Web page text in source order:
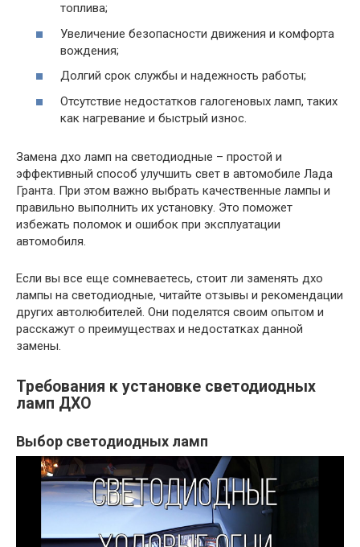
топлива;
Увеличение безопасности движения и комфорта
вождения;
Долгий срок службы и надежность работы;
Отсутствие недостатков галогеновых ламп, таких
как нагревание и быстрый износ.
Замена дхо ламп на светодиодные – простой и
эффективный способ улучшить свет в автомобиле Лада
Гранта. При этом важно выбрать качественные лампы и
правильно выполнить их установку. Это поможет
избежать поломок и ошибок при эксплуатации
автомобиля.
Если вы все еще сомневаетесь, стоит ли заменять дхо
лампы на светодиодные, читайте отзывы и рекомендации
других автолюбителей. Они поделятся своим опытом и
расскажут о преимуществах и недостатках данной
замены.
Требования к установке светодиодных
ламп ДХО
Выбор светодиодных ламп